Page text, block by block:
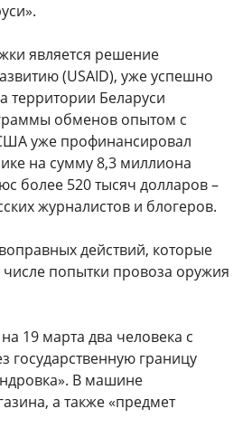
является решение
(USAID), уже успешно
территории Беларуси
обменов опытом с
уже профинансировал
на сумму 8,3 миллиона
более 520 тысяч долларов –
журналистов и блогеров.
действий, которые
числе попытки провоза оружия
19 марта два человека с
государственную границу
В машине
а также «предмет